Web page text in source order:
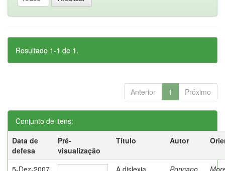
Resultado 1-1 de 1.
Anterior 1 Próximo
Conjunto de itens:
Data de
defesa
Pré-
visualização
Título Autor
5-Dez-2007 A dislexia Ponçano,